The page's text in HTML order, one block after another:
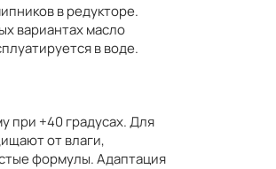
в редукторе.
вариантах масло
в воде.
при +40 градусах. Для
от влаги,
формулы. Адаптация